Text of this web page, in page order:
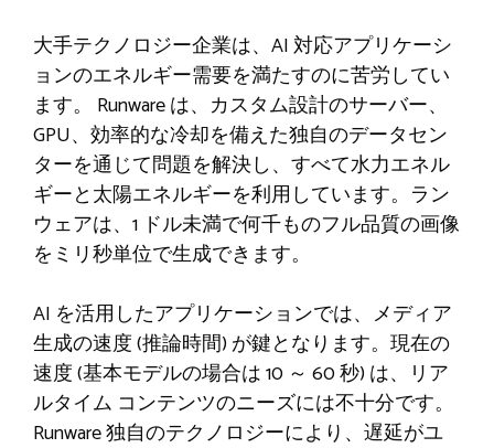
大手テクノロジー企業は、AI 対応アプリケーシ
ョンのエネルギー需要を満たすのに苦労してい
ます。 Runware は、カスタム設計のサーバー、
GPU、効率的な冷却を備えた独自のデータセン
ターを通じて問題を解決し、すべて水力エネル
ギーと太陽エネルギーを利用しています。ラン
ウェアは、1 ドル未満で何千ものフル品質の画像
をミリ秒単位で生成できます。
AI を活用したアプリケーションでは、メディア
生成の速度 (推論時間) が鍵となります。現在の
速度 (基本モデルの場合は 10 ～ 60 秒) は、リア
ルタイム コンテンツのニーズには不十分です。
Runware 独自のテクノロジーにより、遅延がユ